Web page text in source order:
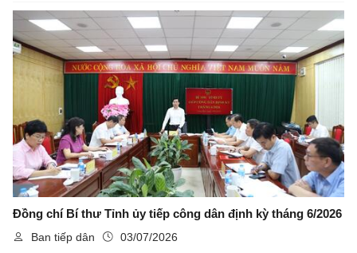
Đồng chí Bí thư Tỉnh ủy tiếp công dân định kỳ tháng 6/2026
Ban tiếp dân
03/07/2026